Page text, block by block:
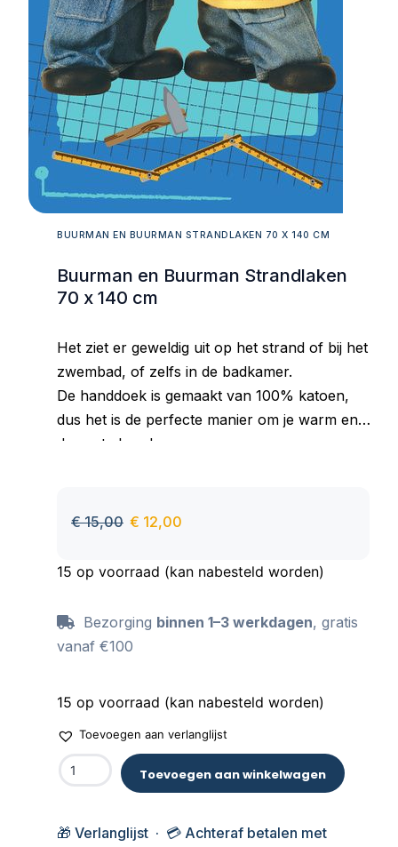
BUURMAN EN BUURMAN STRANDLAKEN 70 X 140 CM
Buurman en Buurman Strandlaken
70 x 140 cm
Het ziet er geweldig uit op het strand of bij het
zwembad, of zelfs in de badkamer.
De handdoek is gemaakt van 100% katoen,
dus het is de perfecte manier om je warm en
droog te houden.
wasbeurten.
€15,00 € 12,00
15 op voorraad (kan nabesteld worden)
Bezorging binnen 1–3 werkdagen, gratis
vanaf €100
15 op voorraad (kan nabesteld worden)
Toevoegen aan verlanglijst
Toevoegen aan winkelwagen
🎁 Verlanglijst · 💳 Achteraf betalen met